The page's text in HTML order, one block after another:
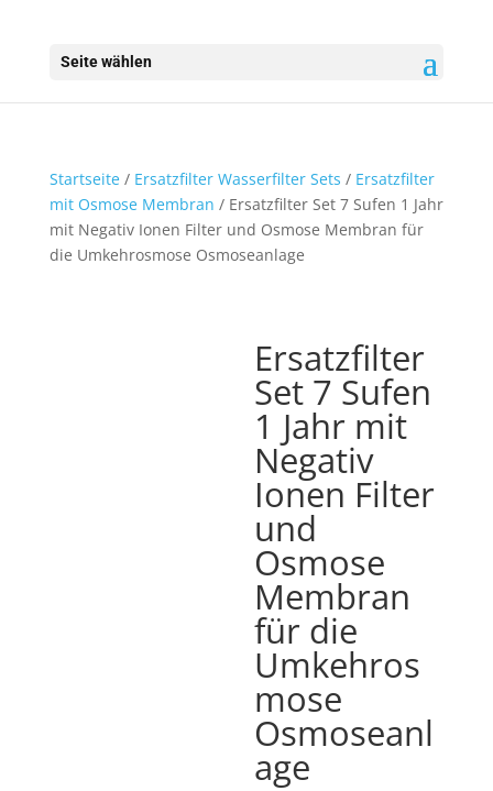
Seite wählen
Startseite/ Ersatzfilter Wasserfilter Sets / Ersatzfilter
mit Osmose Membran / Ersatzfilter Set 7 Sufen 1 Jahr
mit Negativ Ionen Filter und Osmose Membran für
die Umkehrosmose Osmoseanlage
Ersatzfilter
Set 7 Sufen
1 Jahr mit
Negativ
Ionen Filter
und
Osmose
Membran
für die
Umkehros
mose
Osmoseanl
age